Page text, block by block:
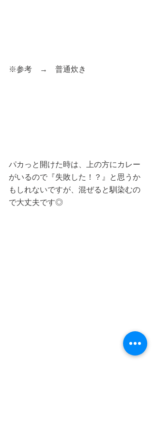
※参考　→　普通炊き
パカっと開けた時は、上の方にカレー
がいるので『失敗した！？』と思うか
もしれないですが、混ぜると馴染むの
で大丈夫です◎